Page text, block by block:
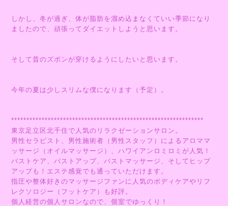
しかし、冬が過ぎ、体が脂肪を溜め込まなくていい季節になり
ましたので、頑張ってダイエットしようと思います。
そして昔のズボンが穿けるようにしたいと思います。
今年の夏は少しスリムな僕になります（予定）。
***************************************************************
東京足立区北千住で人気のリラクゼーションサロン。
男性セラピスト、男性施術者（男性スタッフ）によるアロママ
ッサージ（オイルマッサージ）、ハワイアンロミロミが人気！
バストケア、バストアップ、バストマッサージ、そしてヒップ
アップも！エステ感覚でも通っていただけます。
指圧や整体好きのマッサージファンに人気のボディケアやリフ
レクソロジー（フットケア）も好評。
個人経営の個人サロンなので、個室でゆっくり！